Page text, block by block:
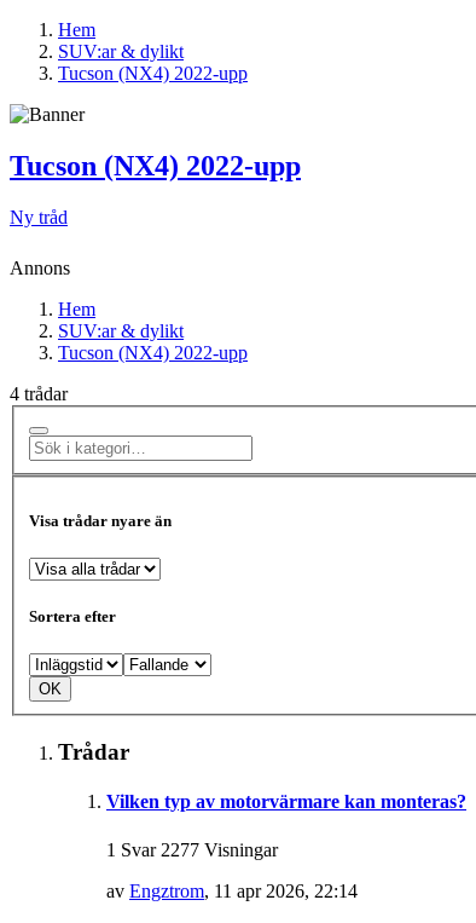
Hem
SUV:ar & dylikt
Tucson (NX4) 2022-upp
Tucson (NX4) 2022-upp
Ny tråd
Annons
Hem
SUV:ar & dylikt
Tucson (NX4) 2022-upp
4 trådar
Visa trådar nyare än
Sortera efter
Trådar
Vilken typ av motorvärmare kan monteras?
1 Svar 2277 Visningar
av Engztrom, 11 apr 2026, 22:14